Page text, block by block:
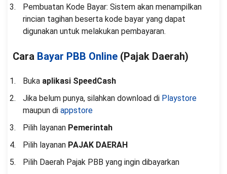
Pembuatan Kode Bayar: Sistem akan menampilkan
rincian tagihan beserta kode bayar yang dapat
digunakan untuk melakukan pembayaran.
Cara Bayar PBB Online (Pajak Daerah)
Buka aplikasi SpeedCash
Jika belum punya, silahkan download di Playstore
maupun di appstore
Pilih layanan Pemerintah
Pilih layanan PAJAK DAERAH
Pilih Daerah Pajak PBB yang ingin dibayarkan